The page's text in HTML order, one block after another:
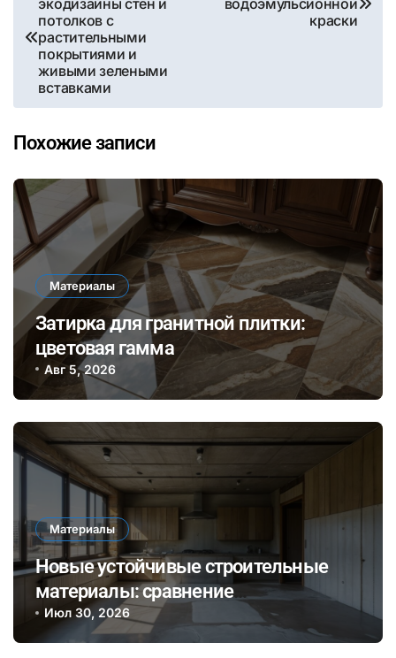
записям
потолков с
растительными
покрытиями и
живыми зелеными
вставками
краски
Похожие записи
Материалы
Затирка для гранитной плитки:
цветовая гамма
Авг 5, 2026
Материалы
Новые устойчивые строительные
материалы: сравнение
биополимеров и традиционного
бетона по экологии и долговечности
Июл 30, 2026